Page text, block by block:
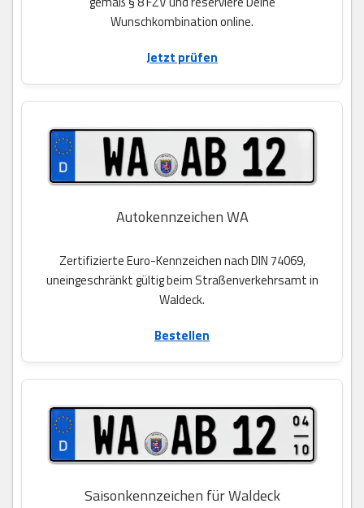
Wunschkombination online.
Jetzt prüfen
Autokennzeichen WA
Zertifizierte Euro-Kennzeichen nach DIN 74069,
uneingeschränkt gültig beim Straßenverkehrsamt in
Waldeck.
Bestellen
Saisonkennzeichen für Waldeck